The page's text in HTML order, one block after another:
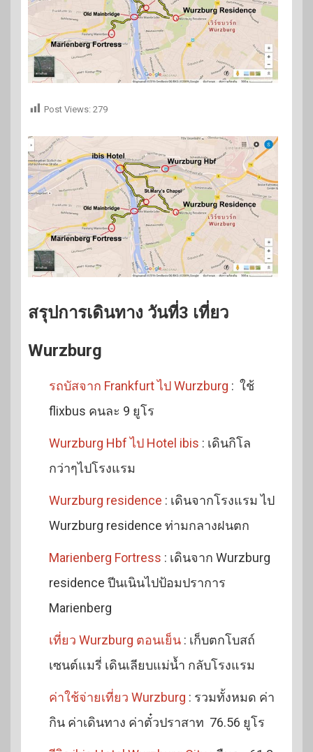
Post Views: 279
สรุปการเดินทาง วันที่3 เที่ยว
Wurzburg
รถบัสจาก Frankfurt ไป Wurzburg : ใช้
flixbus คนละ 9 ยูโร
Wurzburg Hbf ไป Hotel ibis : เดินกิโล
กว่าๆไปโรงแรม
Wurzburg residence : เดินจากโรงแรม ไป
Wurzburg residence ท่ามกลางฝนตก
Marienberg Fortress : เดินจาก Wurzburg
residence ปีนเนินไปป้อมปราการ
Marienberg
เที่ยว Wurzburg ตอนเย็น : เก็บตกโบสถ์
เซนต์แมรี่ เดินเลียบแม่น้ำ กลับโรงแรม
ค่าใช้จ่ายเที่ยว Wurzburg : รวมทั้งหมด ค่า
กิน ค่าเดินทาง ค่าตั๋วปราสาท 76.56 ยูโร